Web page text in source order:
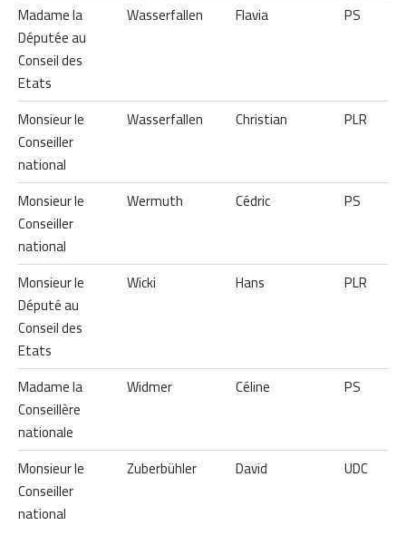
Madame la
Députée au
Conseil des
Etats
Wasserfallen Flavia PS
Monsieur le
Conseiller
national
Wasserfallen Christian PLR
Monsieur le
Conseiller
national
Wermuth Cédric PS
Monsieur le
Député au
Conseil des
Etats
Wicki Hans PLR
Madame la
Conseillère
nationale
Widmer Céline PS
Monsieur le
Conseiller
national
Zuberbühler David UDC